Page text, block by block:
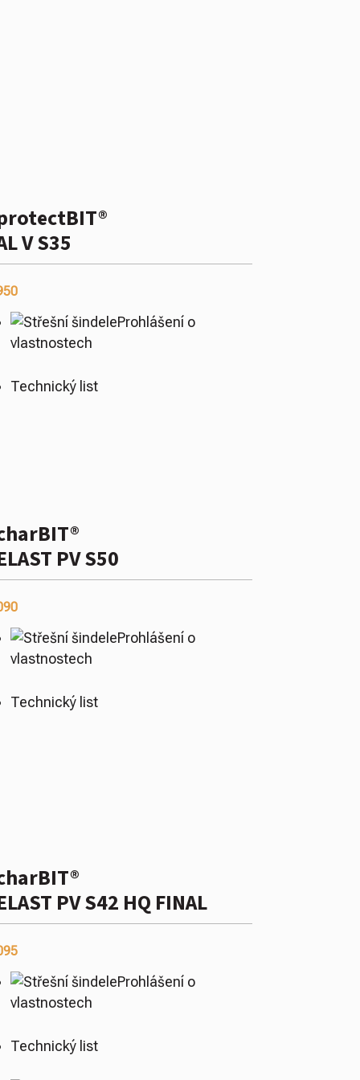
V S35
Prohlášení o
vlastnostech
Technický list
PV S50
Prohlášení o
vlastnostech
Technický list
PV S42 HQ FINAL
Prohlášení o
vlastnostech
Technický list